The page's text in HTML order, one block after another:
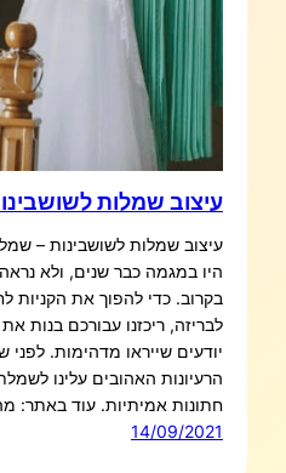
עיצוב שמלות
עיצוב שמלות לשושבינות –
היו במגמה כבר שנים, ולא
בקרוב. כדי להפוך את הקניות
לבריזה, ריכזנו עבורכם בנות
יודעים שייראו מדהימות. לפני
הרעיונות האהובים עלינו
חתונות אמיתיות. עוד באתר:
14/09/2021